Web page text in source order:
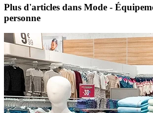
Plus d'articles dans Mode -
personne